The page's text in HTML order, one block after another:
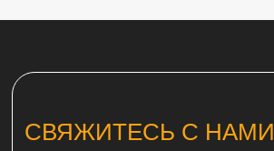
СВЯЖИТЕСЬ С НАМИ